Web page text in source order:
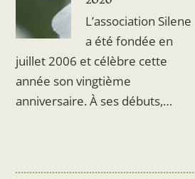
L’association Silene
a été fondée en
juillet 2006 et célèbre cette
année son vingtième
anniversaire. À ses débuts,…